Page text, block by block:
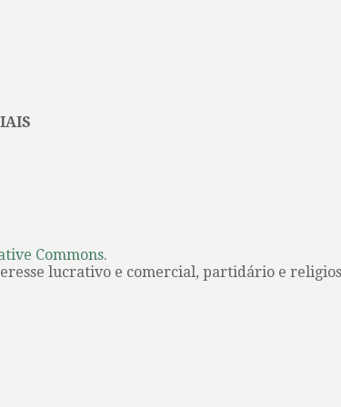
Commons.
lucrativo e comercial, partidário e